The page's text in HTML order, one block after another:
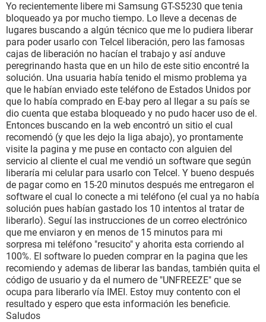
Yo recientemente libere mi Samsung GT-S5230 que tenia
bloqueado ya por mucho tiempo. Lo lleve a decenas de
lugares buscando a algún técnico que me lo pudiera liberar
para poder usarlo con Telcel liberación, pero las famosas
cajas de liberación no hacían el trabajo y así anduve
peregrinando hasta que en un hilo de este sitio encontré la
solución. Una usuaria había tenido el mismo problema ya
que le habían enviado este teléfono de Estados Unidos por
que lo había comprado en E-bay pero al llegar a su país se
dio cuenta que estaba bloqueado y no pudo hacer uso de el.
Entonces buscando en la web encontró un sitio el cual
recomendó (y que les dejo la liga abajo), yo prontamente
visite la pagina y me puse en contacto con alguien del
servicio al cliente el cual me vendió un software que según
liberaría mi celular para usarlo con Telcel. Y bueno después
de pagar como en 15-20 minutos después me entregaron el
software el cual lo conecte a mi teléfono (el cual ya no había
solución pues habían gastado los 10 intentos al tratar de
liberarlo). Seguí las instrucciones de un correo electrónico
que me enviaron y en menos de 15 minutos para mi
sorpresa mi teléfono "resucito" y ahorita esta corriendo al
100%. El software lo pueden comprar en la pagina que les
recomiendo y ademas de liberar las bandas, también quita el
código de usuario y da el numero de "UNFREEZE" que se
ocupa para liberarlo vía IMEI. Estoy muy contento con el
resultado y espero que esta información les beneficie.
Saludos